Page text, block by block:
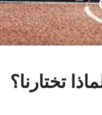
تختارنا؟